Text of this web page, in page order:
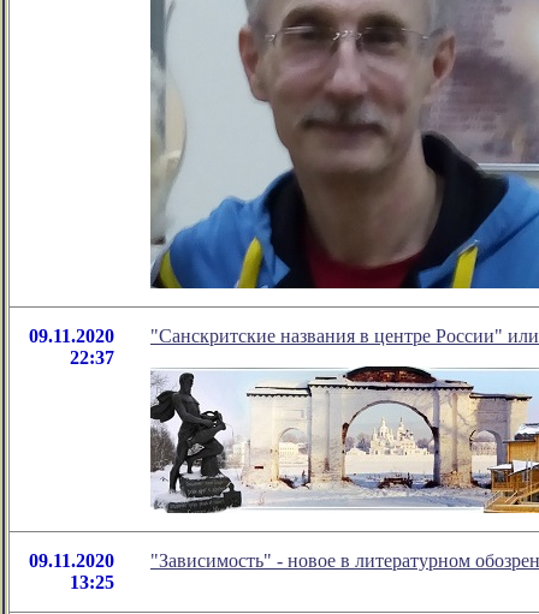
09.11.2020
22:37
"Санскритские названия в центре России"
09.11.2020
13:25
"Зависимость" - новое в литературном